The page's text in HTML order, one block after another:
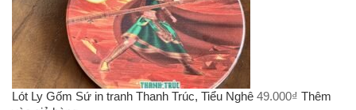
Lót Ly Gốm Sứ in tranh Thanh Trúc, Tiểu Nghê 49.000₫ Thêm